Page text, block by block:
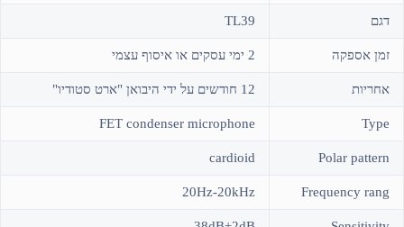
דגם TL39
זמן אספקה 2 ימי עסקים או איסוף עצמי
אחריות 12 חודשים על ידי היבואן "ארט סטודיו"
Type
FET condenser microphone
Polar pattern
cardioid
Frequency rang
20Hz-20kHz